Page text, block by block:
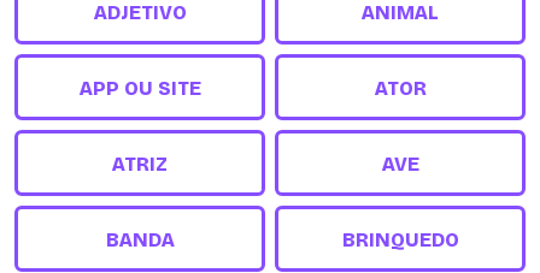
ADJETIVO ANIMAL
APP OU SITE ATOR
ATRIZ AVE
BANDA BRINQUEDO